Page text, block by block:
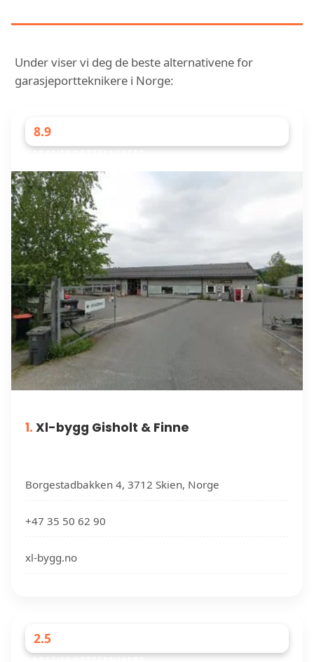
Under viser vi deg de beste alternativene for
garasjeportteknikere i Norge:
8.9
1. Xl-bygg Gisholt & Finne
Borgestadbakken 4, 3712 Skien, Norge
+47 35 50 62 90
xl-bygg.no
2.5